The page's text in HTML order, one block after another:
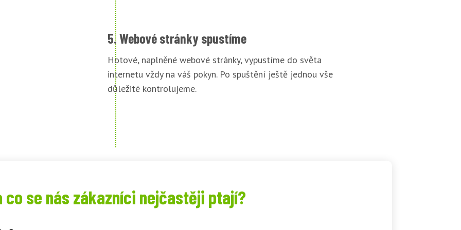
5. Webové stránky spustíme
Hotové, naplněné webové stránky, vypustíme do světa
internetu vždy na váš pokyn. Po spuštění ještě jednou vše
důležité kontrolujeme.
co se nás zákazníci nejčastěji ptají?